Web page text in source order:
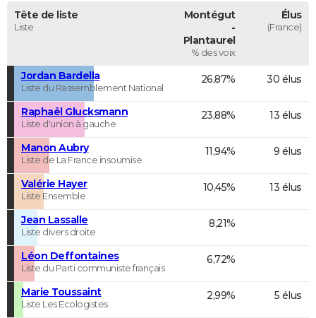
Tête de liste
Liste
Montégut
-
Plantaurel
% des voix
Élus
(France)
Jordan Bardella
Liste du Rassemblement National
26,87% 30 élus
Raphaël Glucksmann
Liste d'union à gauche
23,88% 13 élus
Manon Aubry
Liste de La France insoumise
11,94% 9 élus
Valérie Hayer
Liste Ensemble
10,45% 13 élus
Jean Lassalle
Liste divers droite
8,21%
Léon Deffontaines
Liste du Parti communiste français
6,72%
Marie Toussaint
Liste Les Ecologistes
2,99% 5 élus